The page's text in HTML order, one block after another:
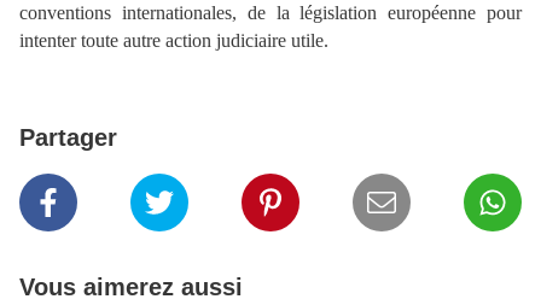
conventions internationales, de la législation européenne pour
intenter toute autre action judiciaire utile.
Partager
Vous aimerez aussi